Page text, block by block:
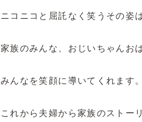
ニコニコと屈託なく笑うその姿
家族のみんな、おじいちゃんお
みんなを笑顔に導いてくれます。
これから夫婦から家族のストー